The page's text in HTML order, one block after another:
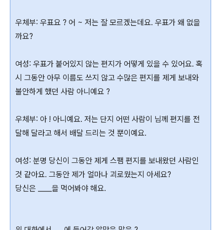
우체부: 우표요 ? 어 ~ 저는 잘 모르겠는데요. 우표가 왜 없을
까요?
여성: 우표가 붙어있지 않는 편지가 어떻게 있을 수 있어요. 혹
시 그동안 아무 이름도 쓰지 않고 수많은 편지를 제게 보내와
불안하게 했던 사람 아니예요 ?
우체부: 아 ! 아니예요. 저는 단지 어떤 사람이 님께 편지를 전
달해 달라고 해서 배달 드리는 것 뿐이예요.
여성: 분명 당신이 그동안 제게 스팸 편지를 보내왔던 사람인
것 같아요. 그동안 제가 얼마나 괴로웠는지 아세요?
당신은 ____을 먹어봐야 해요.